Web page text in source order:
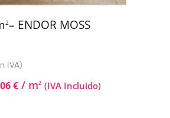
2– ENDOR MOSS
IVA)
€ / m2 (IVA Incluido)